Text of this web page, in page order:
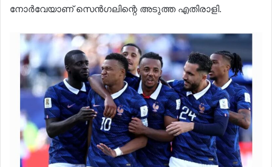
നോർവേയാണ് സെൻഗലിന്റെ അടുത്ത എതിരാളി.